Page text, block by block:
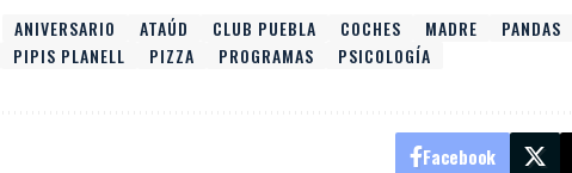
ANIVERSARIO ATAÚD CLUB PUEBLA COCHES MADRE
PANDAS
PIPIS PLANELL PIZZA PROGRAMAS PSICOLOGÍA
Facebook